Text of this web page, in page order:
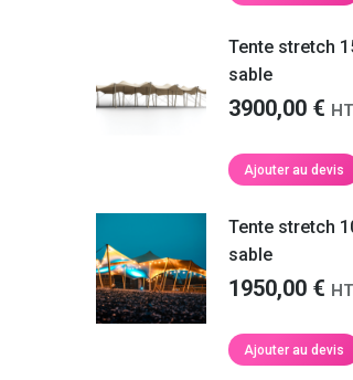
Tente stretch
sable
3900,00 €
Ajouter au devis
Tente stretch
sable
1950,00 €
Ajouter au devis